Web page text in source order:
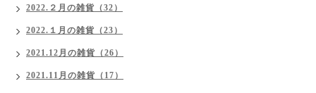
2022.２月の雑貨（32）
2022.１月の雑貨（23）
2021.12月の雑貨（26）
2021.11月の雑貨（17）